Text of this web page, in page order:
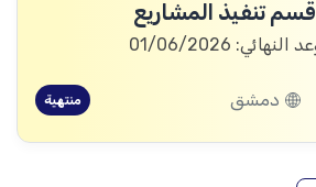
تنفيذ المشاريع
النهائي: 01/06/2026
دمشق منتهية